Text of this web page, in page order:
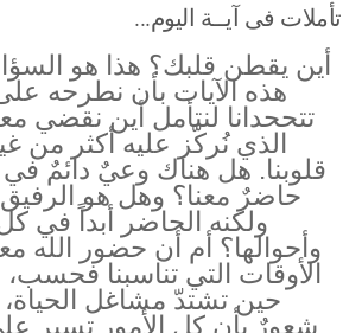
تأملات فى آيــة اليوم...
أين يقطن قلبك؟ هذا هو
هذه الآيات بأن نطرحه
تتححدانا لنتأمل أين نقضي
الذي نُركّز عليه أكثر من
قلوبنا. هل هناك وعيٌ دائمٌ في
حاضرٌ معنا؟ وهل هو الرفيق
ولكنه الحاضر أبداً في كل
وأحوالها؟ أم أن حضور الله
الأوقات التي تناسبنا فحسب،
حين تشتدّ مشاغل الحياة،
شعورٌ بأن كل الأمور تسير